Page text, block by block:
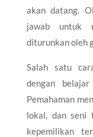
akan datang.
jawab untuk
diturunkan oleh
Salah satu
dengan
Pemahaman
lokal, dan seni
kepemilikan